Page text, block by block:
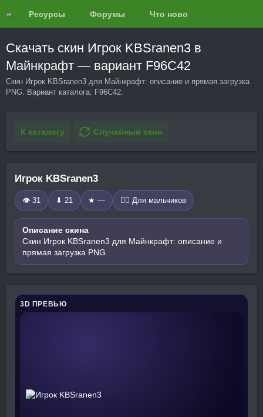
Ресурсы Форумы Что нового?
Скачать скин Игрок KBSranen3 в
Майнкрафт — вариант F96C42
Скин Игрок KBSranen3 для Майнкрафт: описание и прямая загрузка
PNG. Вариант каталога: F96C42.
К каталогу Случайный скин
Игрок KBSranen3
👁 31 ⬇ 21 ★ — 🧍‍♂️ Для мальчиков
Описание скина
Скин Игрок KBSranen3 для Майнкрафт: описание и
прямая загрузка PNG.
3D ПРЕВЬЮ